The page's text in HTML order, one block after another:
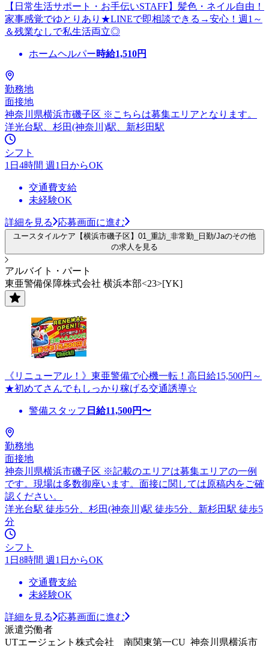
【日常生活サポート・お手伝いSTAFF】髪色・ネイル自由！
家事感覚でゆとりあり★LINEで即相談できる→安心！週1～
＆残業なしで私生活両立◎
ホームヘルパー時給1,510円
勤務地
面接地
神奈川県横浜市磯子区 ※こちらは募集エリアとなります。
洋光台駅、杉田(神奈川)駅、新杉田駅
シフト
1日4時間 週1日からOK
交通費支給
未経験OK
詳細を見る 応募画面に進む
ユースタイルケア【横浜市磯子区】01_重訪_非常勤_日勤/Jaのその他
の求人を見る
アルバイト・パート
東亜警備保障株式会社 横浜本部<23>[YK]
《リニューアル！》東亜警備で心機一転！高日給15,500円～
★初めてさんでもしっかり稼げる交通誘導☆
警備スタッフ 日給11,500円〜
勤務地
面接地
神奈川県横浜市磯子区 ※記載のエリアは募集エリアの一例
です。現場は多数御座います。面接に関しては原稿内をご確
認ください。
洋光台駅 徒歩5分、杉田(神奈川)駅 徒歩5分、新杉田駅 徒歩5
分
シフト
1日8時間 週1日からOK
交通費支給
未経験OK
詳細を見る
応募画面に進む
派遣労働者
UTエージェント株式会社 南関東第一CU_神奈川県横浜市